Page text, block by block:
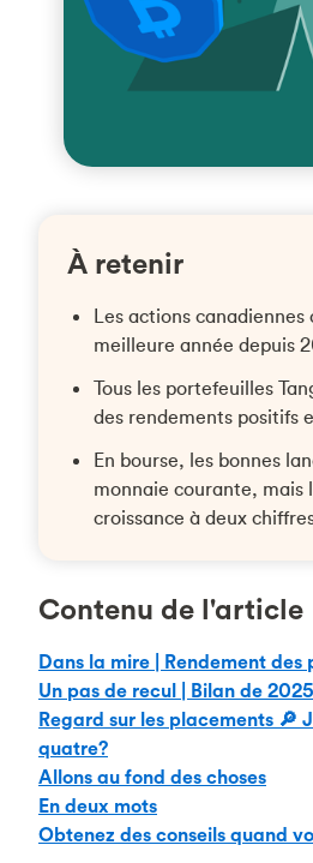
À retenir
Les actions
meilleure année depuis
Tous les portefeuilles
des rendements positifs
En bourse, les bonnes
monnaie courante, mais
croissance à deux
Contenu de l'article
Dans la mire | Rendement des
Un pas de recul | Bilan de 2025
Regard sur les placements 🔎
quatre?
Allons au fond des choses
En deux mots
Obtenez des conseils quand